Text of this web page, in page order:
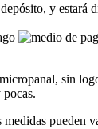
y estará
sin
pueden